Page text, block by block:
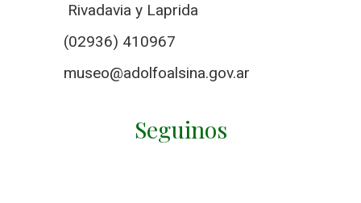
Rivadavia y Laprida
(02936) 410967
museo@adolfoalsina.gov.ar
Seguinos